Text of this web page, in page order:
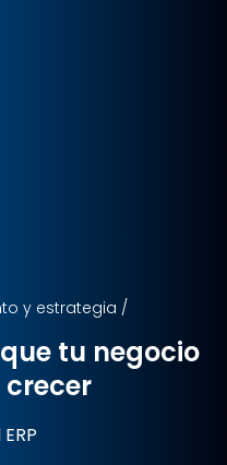
y estrategia /
tu negocio
crecer